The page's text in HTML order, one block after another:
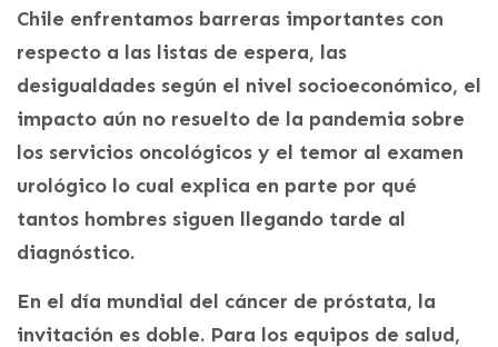
Chile enfrentamos barreras importantes con
respecto a las listas de espera, las
desigualdades según el nivel socioeconómico, el
impacto aún no resuelto de la pandemia sobre
los servicios oncológicos y el temor al examen
urológico lo cual explica en parte por qué
tantos hombres siguen llegando tarde al
diagnóstico.
En el día mundial del cáncer de próstata, la
invitación es doble. Para los equipos de salud,